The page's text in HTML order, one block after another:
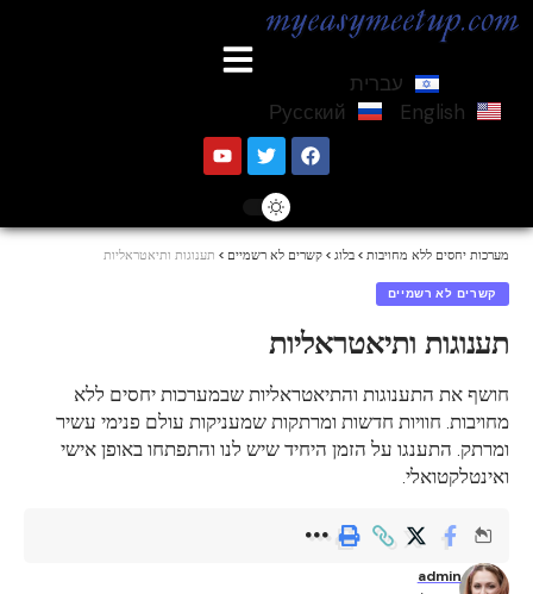
עברית
English
Русский
מערכות יחסים ללא מחויבות > בלוג > קשרים לא רשמיים > תענוגות ותיאטראליות
קשרים לא רשמיים
תענוגות ותיאטראליות
חושף את התענוגות והתיאטראליות שבמערכות יחסים ללא
מחויבות. חוויות חדשות ומרתקות שמעניקות עולם פנימי עשיר
ומרתק. התענגו על הזמן היחיד שיש לנו והתפתחו באופן אישי
ואינטלקטואלי.
admin